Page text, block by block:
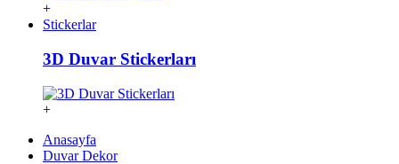
+
Stickerlar
3D Duvar Stickerları
+
Anasayfa
Duvar Dekor